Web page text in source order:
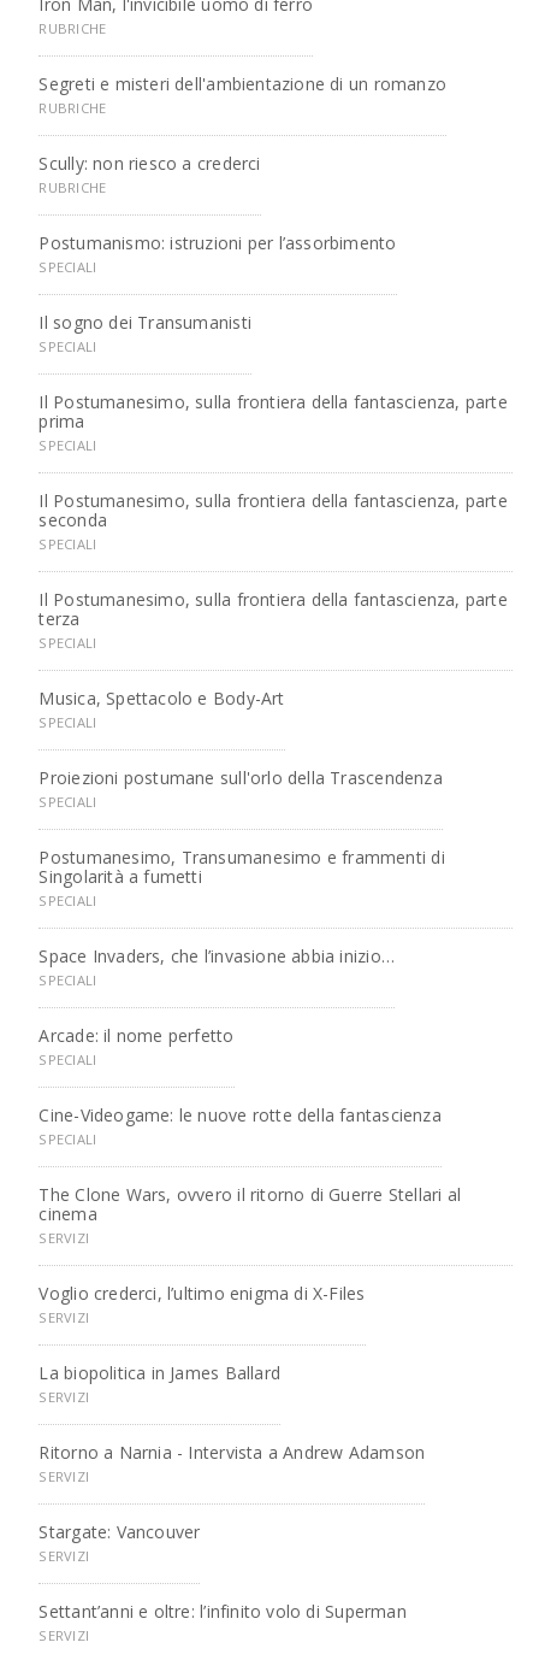
RUBRICHE
Segreti e misteri dell'ambientazione di un romanzo
RUBRICHE
Scully: non riesco a crederci
RUBRICHE
Postumanismo: istruzioni per l’assorbimento
SPECIALI
Il sogno dei Transumanisti
SPECIALI
Il Postumanesimo, sulla frontiera della fantascienza, parte
prima
SPECIALI
Il Postumanesimo, sulla frontiera della fantascienza, parte
seconda
SPECIALI
Il Postumanesimo, sulla frontiera della fantascienza, parte
terza
SPECIALI
Musica, Spettacolo e Body-Art
SPECIALI
Proiezioni postumane sull'orlo della Trascendenza
SPECIALI
Postumanesimo, Transumanesimo e frammenti di
Singolarità a fumetti
SPECIALI
Space Invaders, che l’invasione abbia inizio…
SPECIALI
Arcade: il nome perfetto
SPECIALI
Cine-Videogame: le nuove rotte della fantascienza
SPECIALI
The Clone Wars, ovvero il ritorno di Guerre Stellari al
cinema
SERVIZI
Voglio crederci, l’ultimo enigma di X-Files
SERVIZI
La biopolitica in James Ballard
SERVIZI
Ritorno a Narnia - Intervista a Andrew Adamson
SERVIZI
Stargate: Vancouver
SERVIZI
Settant’anni e oltre: l’infinito volo di Superman
SERVIZI